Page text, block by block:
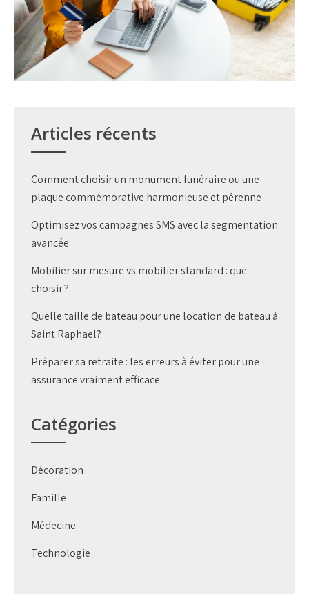
Articles récents
Comment choisir un monument funéraire ou une
plaque commémorative harmonieuse et pérenne
Optimisez vos campagnes SMS avec la segmentation
avancée
Mobilier sur mesure vs mobilier standard : que
choisir ?
Quelle taille de bateau pour une location de bateau à
Saint Raphael?
Préparer sa retraite : les erreurs à éviter pour une
assurance vraiment efficace
Catégories
Décoration
Famille
Médecine
Technologie